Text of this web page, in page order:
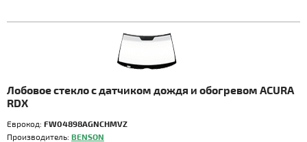
Лобовое стекло с датчиком дождя и обогревом ACURA
RDX
Еврокод: FW04898AGNCHMVZ
Производитель: BENSON